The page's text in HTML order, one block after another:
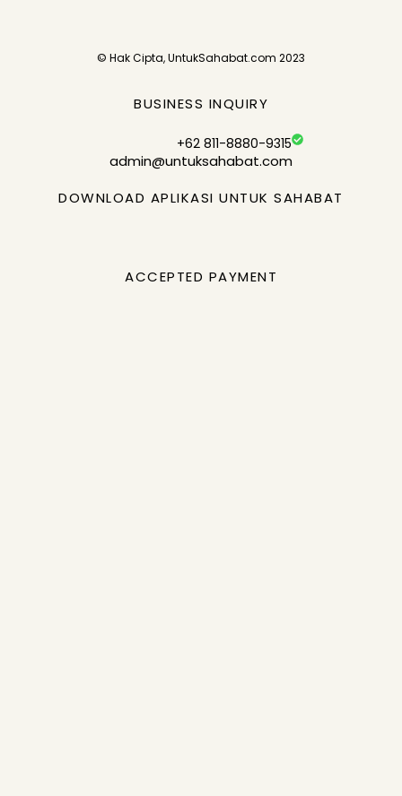
© Hak Cipta, UntukSahabat.com 2023
BUSINESS INQUIRY
+62 811-8880-9315
admin@untuksahabat.com
DOWNLOAD APLIKASI UNTUK SAHABAT
ACCEPTED PAYMENT